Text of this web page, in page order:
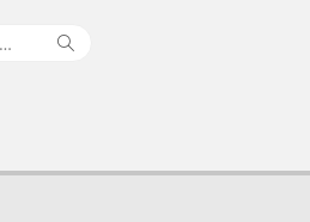
Rechercher